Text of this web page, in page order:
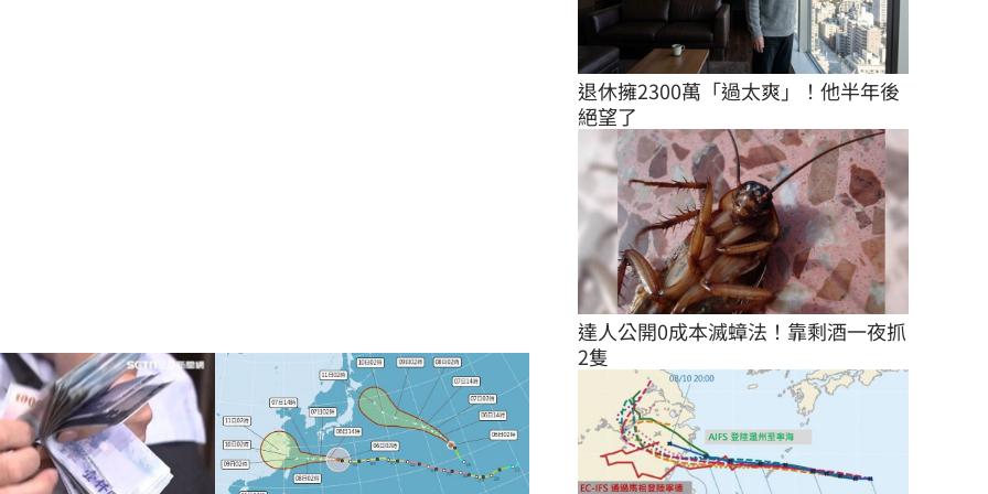
退休擁2300萬「過太爽」！他半年後
絕望了
達人公開0成本滅蟑法！靠剩酒一夜抓
2隻